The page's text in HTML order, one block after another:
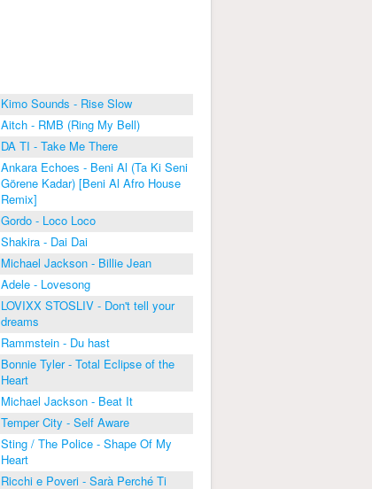
Kimo Sounds - Rise Slow
Aitch - RMB (Ring My Bell)
DA TI - Take Me There
Ankara Echoes - Beni Al (Ta Ki Seni
Görene Kadar) [Beni Al Afro House
Remix]
Gordo - Loco Loco
Shakira - Dai Dai
Michael Jackson - Billie Jean
Adele - Lovesong
LOVIXX STOSLIV - Don't tell your
dreams
Rammstein - Du hast
Bonnie Tyler - Total Eclipse of the
Heart
Michael Jackson - Beat It
Temper City - Self Aware
Sting / The Police - Shape Of My
Heart
Ricchi e Poveri - Sarà Perché Ti